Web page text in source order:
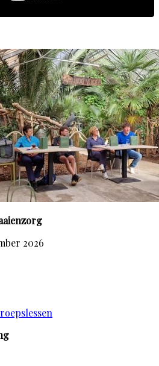
2026